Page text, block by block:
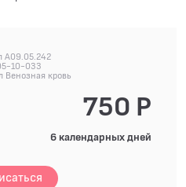
A09.05.242
10-033
Венозная кровь
750 Р
6 календарных дней